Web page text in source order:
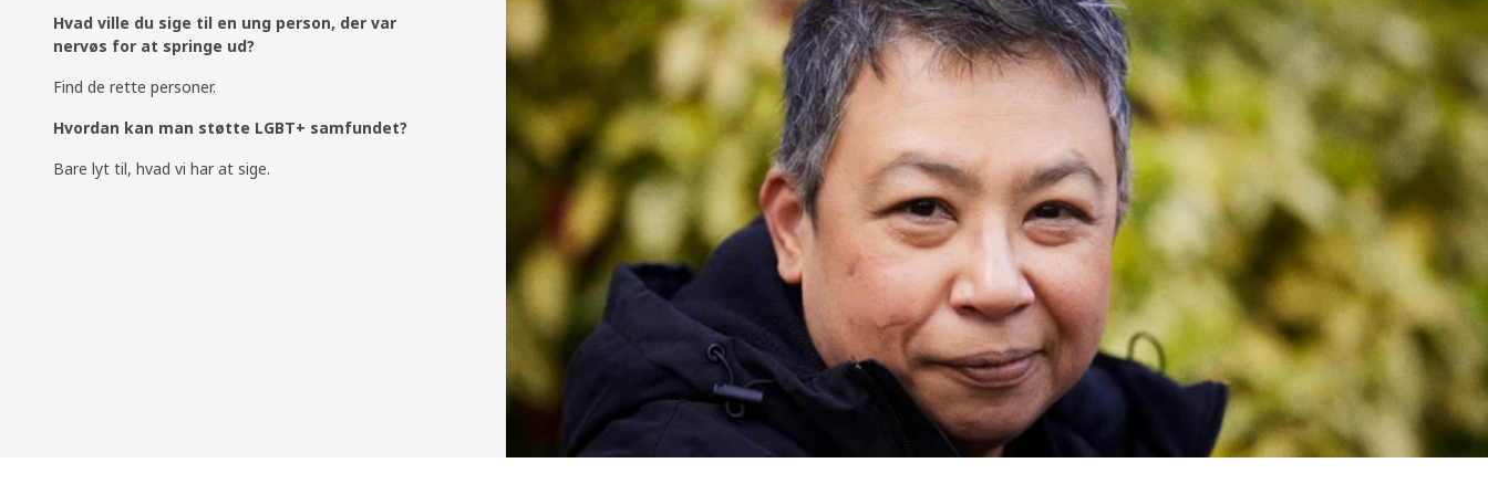
Hvad ville du sige til en ung person, der var
nervøs for at springe ud?
Find de rette personer.
Hvordan kan man støtte LGBT+ samfundet?
Bare lyt til, hvad vi har at sige.